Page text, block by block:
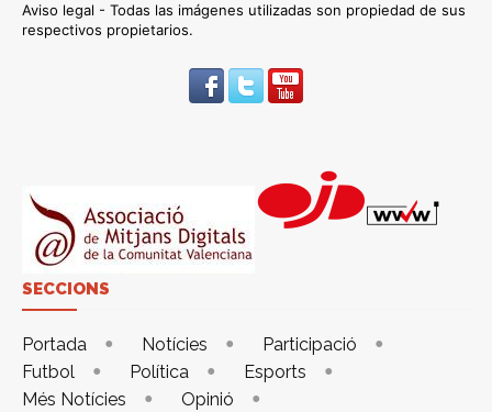
Aviso legal - Todas las imágenes utilizadas son propiedad de sus
respectivos propietarios.
SECCIONS
Portada Notícies
Participació
Futbol
Política
Esports
Més Notícies
Opinió